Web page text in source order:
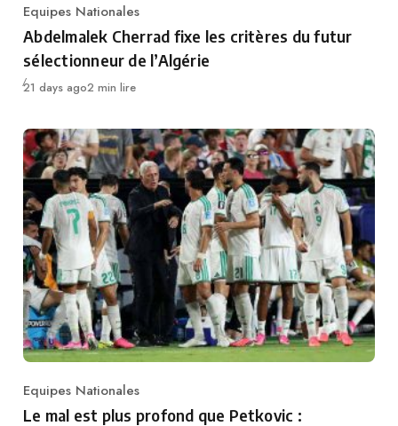
Category
Equipes Nationales
Abdelmalek Cherrad fixe les critères du futur
sélectionneur de l’Algérie
Publié
21 days ago2 min lire
Category
Equipes Nationales
Le mal est plus profond que Petkovic :